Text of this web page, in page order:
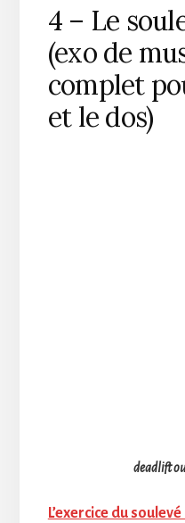
4 – Le
(exo de
complet
et le dos)
deadlift
L’exercice du